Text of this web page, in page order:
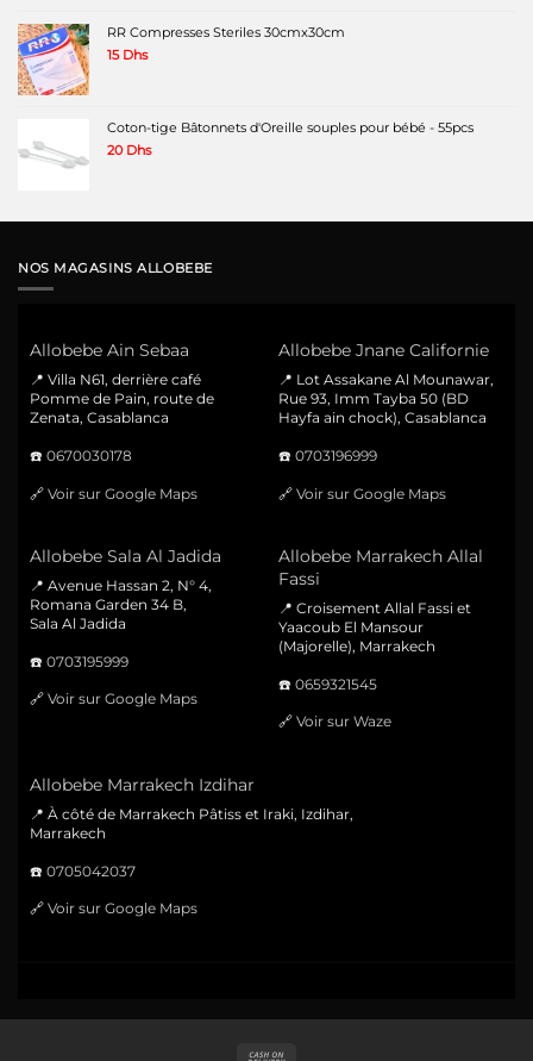
RR Compresses Steriles 30cmx30cm
15 Dhs
Coton-tige Bâtonnets d'Oreille souples pour bébé - 55pcs
20 Dhs
NOS MAGASINS ALLOBEBE
Allobebe Ain Sebaa
📍 Villa N61, derrière café
Pomme de Pain, route de
Zenata, Casablanca
☎️ 0670030178
🔗 Voir sur Google Maps
Allobebe Jnane Californie
📍 Lot Assakane Al Mounawar,
Rue 93, Imm Tayba 50 (BD
Hayfa ain chock), Casablanca
☎️ 0703196999
🔗 Voir sur Google Maps
Allobebe Sala Al Jadida
📍 Avenue Hassan 2, N° 4,
Romana Garden 34 B,
Sala Al Jadida
☎️ 0703195999
🔗 Voir sur Google Maps
Allobebe Marrakech Allal
Fassi
📍 Croisement Allal Fassi et
Yaacoub El Mansour
(Majorelle), Marrakech
☎️ 0659321545
🔗 Voir sur Waze
Allobebe Marrakech Izdihar
📍 À côté de Marrakech Pâtiss et Iraki, Izdihar,
Marrakech
☎️ 0705042037
🔗 Voir sur Google Maps